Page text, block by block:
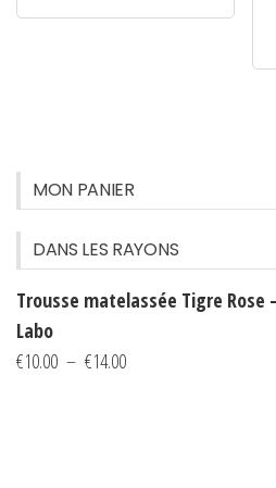
MON PANIER
DANS LES RAYONS
Trousse matelassée Tigre Rose
Labo
€10.00 – €14.00Plage